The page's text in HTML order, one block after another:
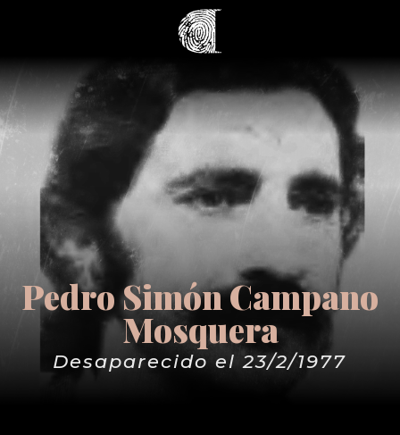
Pedro Simón Campano
Mosquera
Desaparecido el 23/2/1977